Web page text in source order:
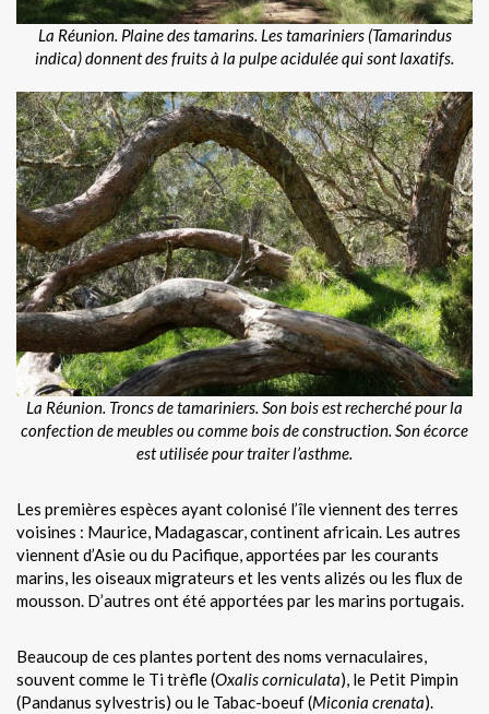
La Réunion. Plaine des tamarins. Les tamariniers (Tamarindus
indica) donnent des fruits à la pulpe acidulée qui sont laxatifs.
La Réunion. Troncs de tamariniers. Son bois est recherché pour la
confection de meubles ou comme bois de construction. Son écorce
est utilisée pour traiter l’asthme.
Les premières espèces ayant colonisé l’île viennent des terres
voisines : Maurice, Madagascar, continent africain. Les autres
viennent d’Asie ou du Pacifique, apportées par les courants
marins, les oiseaux migrateurs et les vents alizés ou les flux de
mousson. D’autres ont été apportées par les marins portugais.
Beaucoup de ces plantes portent des noms vernaculaires,
souvent comme le Ti trèfle (Oxalis corniculata), le Petit Pimpin
(Pandanus sylvestris) ou le Tabac-boeuf (Miconia crenata).